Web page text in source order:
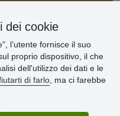
dei cookie
l’utente fornisce il suo
proprio dispositivo, il che
dell'utilizzo dei dati e le
di farlo , ma ci farebbe